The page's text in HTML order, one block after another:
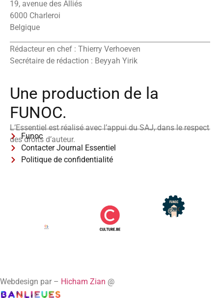
19, avenue des Alliés
6000 Charleroi
Belgique
Rédacteur en chef : Thierry Verhoeven
Secrétaire de rédaction : Beyyah Yirik
Une production de la
FUNOC.
L’Essentiel est réalisé avec l’appui du SAJ, dans le respect
des droits d’auteur.
Funoc
Contacter Journal Essentiel
Politique de confidentialité
Webdesign par – Hicham Zian @